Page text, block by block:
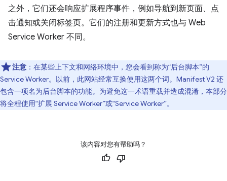
之外，它们还会响应扩展程序事件，例如导航到新页面、点
击通知或关闭标签页。它们的注册和更新方式也与 Web
Service Worker 不同。
注意 ：在某些上下文和网络环境中，您会看到称为“后台脚本”的
Service Worker。以前，此网站经常互换使用这两个词。Manifest V2 还
包含一项名为后台脚本的功能。为避免这一术语重载并造成混淆，本部分
将全程使用“扩展 Service Worker”或“Service Worker”。
该内容对您有帮助吗？